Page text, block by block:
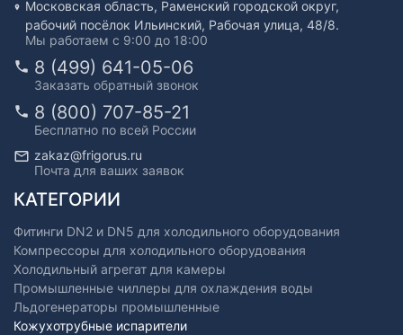
Московская область, Раменский городской округ,
рабочий посёлок Ильинский, Рабочая улица, 48/8.
Мы работаем с 9:00 до 18:00
8 (499) 641-05-06
Заказать обратный звонок
8 (800) 707-85-21
Бесплатно по всей России
zakaz@frigorus.ru
Почта для ваших заявок
КАТЕГОРИИ
Фитинги DN2 и DN5 для холодильного оборудования
Компрессоры для холодильного оборудования
Холодильный агрегат для камеры
Промышленные чиллеры для охлаждения воды
Льдогенераторы промышленные
Кожухотрубные испарители